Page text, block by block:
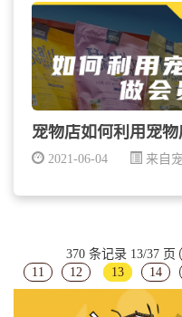
宠物店如何利用宠物
2021-06-04 来自
370 条记录 13/37 页
11
12 13 14